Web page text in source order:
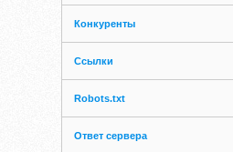
Конкуренты
Ссылки
Robots.txt
Ответ сервера